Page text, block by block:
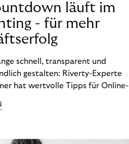
läuft im
- für mehr
schnell, transparent und
gestalten: Riverty-Experte
hat wertvolle Tipps für Online-